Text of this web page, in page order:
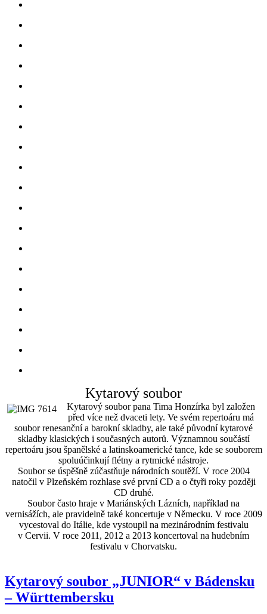
Kytarový soubor
Kytarový soubor pana Tima Honzírka byl založen
před více než dvaceti lety. Ve svém repertoáru má
soubor renesanční a barokní skladby, ale také původní kytarové
skladby klasických i současných autorů. Významnou součástí
repertoáru jsou španělské a latinskoamerické tance, kde se souborem
spoluúčinkují flétny a rytmické nástroje.
Soubor se úspěšně zúčastňuje národních soutěží. V roce 2004
natočil v Plzeňském rozhlase své první CD a o čtyři roky později
CD druhé.
Soubor často hraje v Mariánských Lázních, například na
vernisážích, ale pravidelně také koncertuje v Německu. V roce 2009
vycestoval do Itálie, kde vystoupil na mezinárodním festivalu
v Cervii. V roce 2011, 2012 a 2013 koncertoval na hudebním
festivalu v Chorvatsku.
Kytarový soubor „JUNIOR“ v Bádensku
– Württembersku